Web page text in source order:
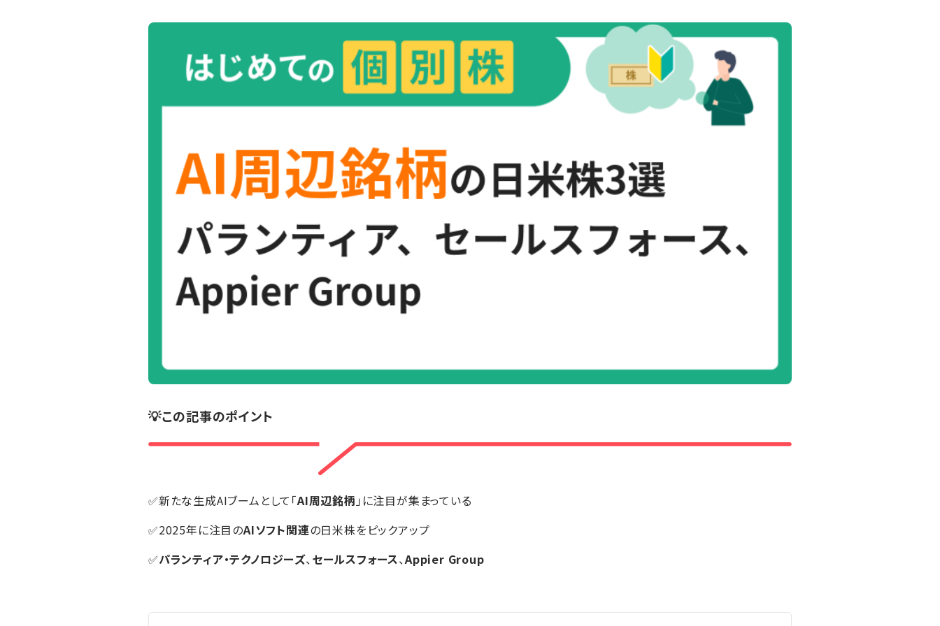
💡この記事のポイント
✅新たな生成AIブームとして「AI周辺銘柄 」に注目が集まっている
✅2025年に注目のAIソフト関連の日米株をピックアップ
✅パランティア・テクノロジーズ、セールスフォース、Appier Group